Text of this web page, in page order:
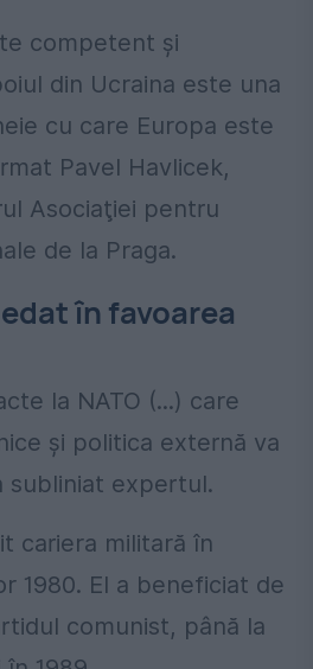
competent şi
din Ucraina este una
cu care Europa este
Pavel Havlicek,
Asociaţiei pentru
de la Praga.
în favoarea
la NATO (...) care
şi politica externă va
subliniat expertul.
cariera militară în
1980. El a beneficiat de
comunist, până la